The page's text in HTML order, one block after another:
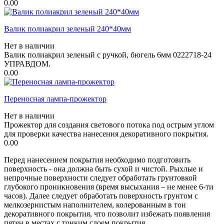
0.00
Валик полиакрил зеленый 240*40мм
Нет в наличии
Валик полиакрил зеленый с ручкой, бюгель 6мм 0222718-24
УПРАВДОМ.
0.00
Переносная лампа-прожектор
Нет в наличии
Прожектор для создания светового потока под острым углом
для проверки качества нанесения декоративного покрытия.
0.00
Перед нанесением покрытия необходимо подготовить
поверхность - она должна быть сухой и чистой. Рыхлые и
непрочные поверхности следует обработать грунтовкой
глубокого проникновения (время высыхания – не менее 6-ти
часов). Далее следует обработать поверхность грунтом с
мелкозернистым наполнителем, колерованным в тон
декоративного покрытия, что позволит избежать появления